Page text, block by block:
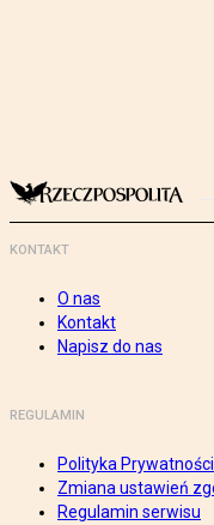
KONTAKT
O nas
Kontakt
Napisz do nas
REGULAMIN
Polityka Prywatności
Zmiana ustawień
Regulamin serwisu